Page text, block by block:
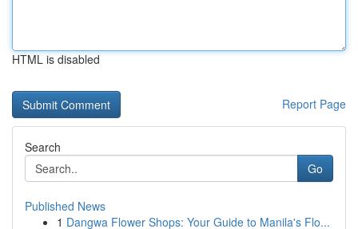
HTML is disabled
Report Page
Search
Go
Published News
1 Dangwa Flower Shops: Your Guide to Manila's Flo...